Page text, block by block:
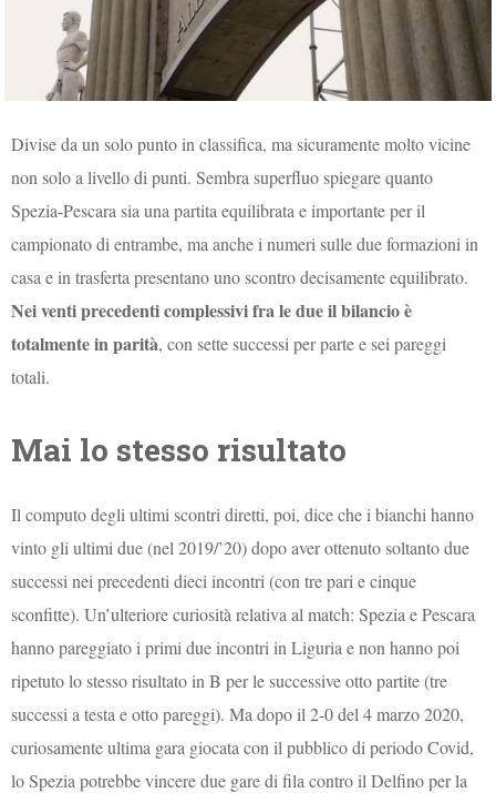
Divise da un solo punto in classifica, ma sicuramente molto vicine
non solo a livello di punti. Sembra superfluo spiegare quanto
Spezia-Pescara sia una partita equilibrata e importante per il
campionato di entrambe, ma anche i numeri sulle due formazioni in
casa e in trasferta presentano uno scontro decisamente equilibrato.
Nei venti precedenti complessivi fra le due il bilancio è
totalmente in parità, con sette successi per parte e sei pareggi
totali.
Mai lo stesso risultato
Il computo degli ultimi scontri diretti, poi, dice che i bianchi hanno
vinto gli ultimi due (nel 2019/’20) dopo aver ottenuto soltanto due
successi nei precedenti dieci incontri (con tre pari e cinque
sconfitte). Un’ulteriore curiosità relativa al match: Spezia e Pescara
hanno pareggiato i primi due incontri in Liguria e non hanno poi
ripetuto lo stesso risultato in B per le successive otto partite (tre
successi a testa e otto pareggi). Ma dopo il 2-0 del 4 marzo 2020,
curiosamente ultima gara giocata con il pubblico di periodo Covid,
lo Spezia potrebbe vincere due gare di fila contro il Delfino per la